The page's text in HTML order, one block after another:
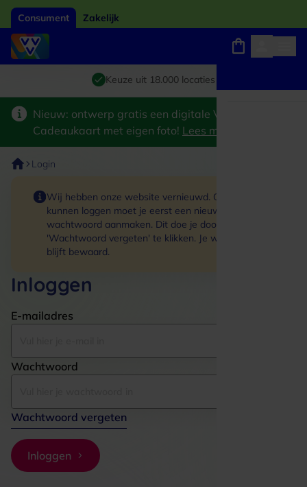
Consument Zakelijk
Giftcard van het jaar 2026
Keuze uit 18.000 locaties
Winkels, webshops en uitjes
Nieuw: ontwerp gratis een digitale VVV
Cadeaukaart met eigen foto! Lees meer
Login
Wij hebben onze website vernieuwd. Om in te
kunnen loggen moet je eerst een nieuw
wachtwoord aanmaken. Dit doe je door op de link
'Wachtwoord vergeten' te klikken. Je winkelmand
blijft bewaard.
Inloggen
E-mailadres
Wachtwoord
Wachtwoord vergeten
Inloggen